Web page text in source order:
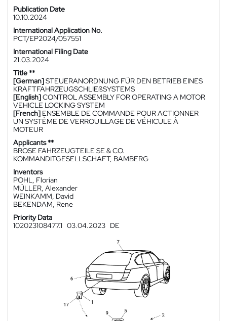
Publication Date
10.10.2024
International Application No.
PCT/EP2024/057551
International Filing Date
21.03.2024
Title **
[German]STEUERANORDNUNG FÜR DEN BETRIEB EINES
KRAFTFAHRZEUGSCHLIEßSYSTEMS
[English]CONTROL ASSEMBLY FOR OPERATING A MOTOR
VEHICLE LOCKING SYSTEM
[French] ENSEMBLE DE COMMANDE POUR ACTIONNER
UN SYSTÈME DE VERROUILLAGE DE VÉHICULE À
MOTEUR
Applicants **
BROSE FAHRZEUGTEILE SE & CO.
KOMMANDITGESELLSCHAFT, BAMBERG
Inventors
POHL, Florian
MÜLLER, Alexander
WEINKAMM, David
BEKENDAM, Rene
Priority Data
102023108477.1 03.04.2023 DE